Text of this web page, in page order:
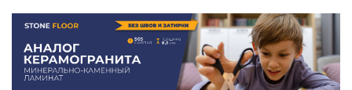
Стеновые панели
Межкомнатные двери